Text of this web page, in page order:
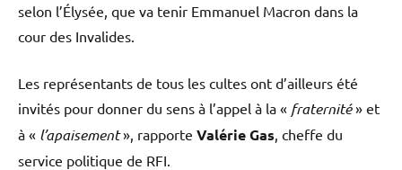
selon l’Élysée, que va tenir Emmanuel Macron dans la
cour des Invalides.
Les représentants de tous les cultes ont d’ailleurs été
invités pour donner du sens à l’appel à la « fraternité» et
à « l’apaisement», rapporte Valérie Gas , cheffe du
service politique de RFI.